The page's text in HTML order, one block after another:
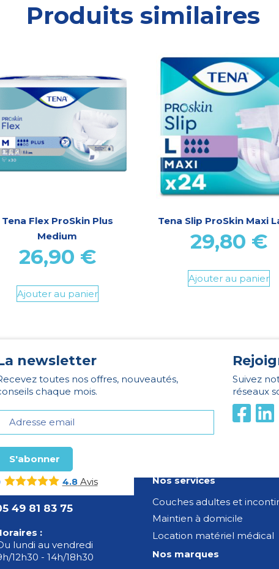
Produits similaires
Tena Flex ProSkin Plus
Medium
26,90 €
Ajouter au panier
Tena Slip ProSkin Maxi
29,80 €
Ajouter au panier
newsletter
toutes nos offres, nouveautés,
chaque mois.
Suivez
réseaux
4.8Avis
49 81 83 75
:
lundi au vendredi
12h30 - 14h/18h30
Nos services
Couches adultes et
Maintien à domicile
Location matériel médical
Nos marques